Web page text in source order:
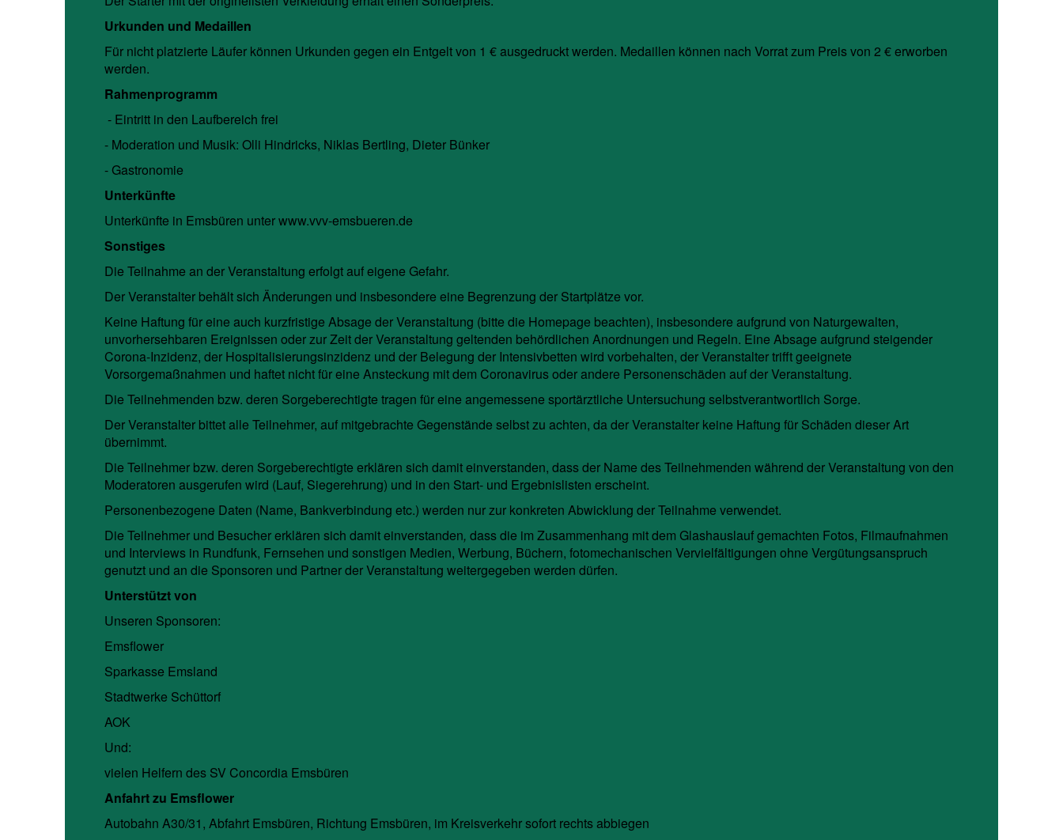
Urkunden und Medaillen
Für nicht platzierte Läufer können Urkunden gegen ein Entgelt von 1 € ausgedruckt werden. Medaillen können nach Vorrat zum Preis von 2 € erworben
werden.
Rahmenprogramm
- Eintritt in den Laufbereich frei
- Moderation und Musik: Olli Hindricks, Niklas Bertling, Dieter Bünker
- Gastronomie
Unterkünfte
Unterkünfte in Emsbüren unter www.vvv-emsbueren.de
Sonstiges
Die Teilnahme an der Veranstaltung erfolgt auf eigene Gefahr.
Der Veranstalter behält sich Änderungen und insbesondere eine Begrenzung der Startplätze vor.
Keine Haftung für eine auch kurzfristige Absage der Veranstaltung (bitte die Homepage beachten), insbesondere aufgrund von Naturgewalten,
unvorhersehbaren Ereignissen oder zur Zeit der Veranstaltung geltenden behördlichen Anordnungen und Regeln. Eine Absage aufgrund steigender
Corona-Inzidenz, der Hospitalisierungsinzidenz und der Belegung der Intensivbetten wird vorbehalten, der Veranstalter trifft geeignete
Vorsorgemaßnahmen und haftet nicht für eine Ansteckung mit dem Coronavirus oder andere Personenschäden auf der Veranstaltung.
Die Teilnehmenden bzw. deren Sorgeberechtigte tragen für eine angemessene sportärztliche Untersuchung selbstverantwortlich Sorge.
Der Veranstalter bittet alle Teilnehmer, auf mitgebrachte Gegenstände selbst zu achten, da der Veranstalter keine Haftung für Schäden dieser Art
übernimmt.
Die Teilnehmer bzw. deren Sorgeberechtigte erklären sich damit einverstanden, dass der Name des Teilnehmenden während der Veranstaltung von den
Moderatoren ausgerufen wird (Lauf, Siegerehrung) und in den Start- und Ergebnislisten erscheint.
Personenbezogene Daten (Name, Bankverbindung etc.) werden nur zur konkreten Abwicklung der Teilnahme verwendet.
Die Teilnehmer und Besucher erklären sich damiteinverstanden, dass die im Zusammenhang mit dem Glashauslauf gemachten Fotos, Filmaufnahmen
und Interviews in Rundfunk, Fernsehen und sonstigen Medien, Werbung, Büchern, fotomechanischen Vervielfältigungen ohne Vergütungsanspruch
genutzt und an die Sponsoren und Partner der Veranstaltung weitergegeben werden dürfen.
Unterstützt von
Unseren Sponsoren:
Emsflower
Sparkasse Emsland
Stadtwerke Schüttorf
AOK
Und:
vielen Helfern des SV Concordia Emsbüren
Anfahrt zu Emsflower
Autobahn A30/31, Abfahrt Emsbüren, Richtung Emsbüren, im Kreisverkehr sofort rechts abbiegen